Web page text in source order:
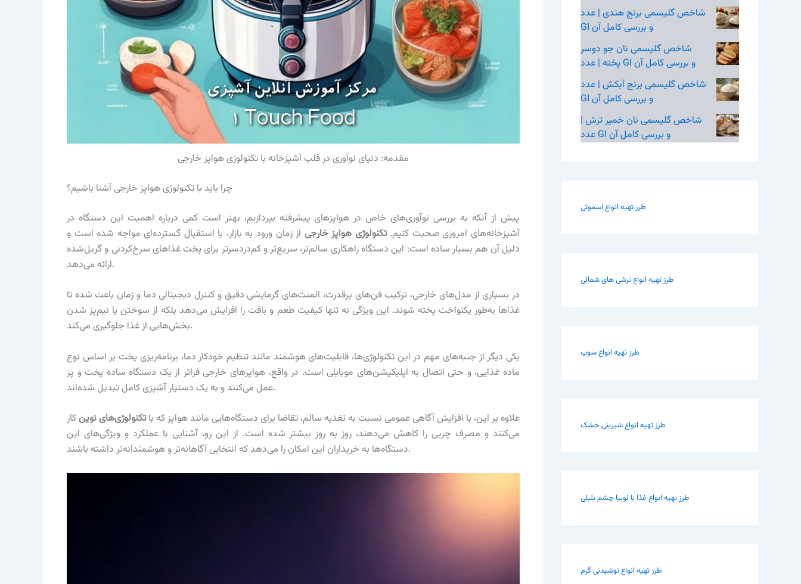
مقدمه: دنیای نوآوری در قلب آشپزخانه با تکنولوژی هواپز خارجی
چرا باید با تکنولوژی هواپز خارجی آشنا باشیم؟
پیش از آنکه به بررسی نوآوری‌های خاص در هواپزهای پیشرفته بپردازیم، بهتر است کمی درباره اهمیت این دستگاه در
آشپزخانه‌های امروزی صحبت کنیم.تکنولوژی هواپز خارجی از زمان ورود به بازار، با استقبال گسترده‌ای مواجه شده است و
دلیل آن هم بسیار ساده است: این دستگاه راهکاری سالم‌تر، سریع‌تر و کم‌دردسرتر برای پخت غذاهای سرخ‌کردنی و گریل‌شده
ارائه می‌دهد.
در بسیاری از مدل‌های خارجی، ترکیب فن‌های پرقدرت، المنت‌های گرمایشی دقیق و کنترل دیجیتالی دما و زمان باعث شده تا
غذاها به‌طور یکنواخت پخته شوند. این ویژگی نه تنها کیفیت طعم و بافت را افزایش می‌دهد بلکه از سوختن یا نیم‌پز شدن
بخش‌هایی از غذا جلوگیری می‌کند.
یکی دیگر از جنبه‌های مهم در این تکنولوژی‌ها، قابلیت‌های هوشمند مانند تنظیم خودکار دما، برنامه‌ریزی پخت بر اساس نوع
ماده غذایی، و حتی اتصال به اپلیکیشن‌های موبایلی است. در واقع، هواپزهای خارجی فراتر از یک دستگاه ساده پخت و پز
عمل می‌کنند و به یک دستیار آشپزی کامل تبدیل شده‌اند.
علاوه بر این، با افزایش آگاهی عمومی نسبت به تغذیه سالم، تقاضا برای دستگاه‌هایی مانند هواپز که باتکنولوژی‌های نوین کار
می‌کنند و مصرف چربی را کاهش می‌دهند، روز به روز بیشتر شده است. از این رو، آشنایی با عملکرد و ویژگی‌های این
دستگاه‌ها به خریداران این امکان را می‌دهد که انتخابی آگاهانه‌تر و هوشمندانه‌تر داشته باشند.
شاخص گلیسمی برنج هندی | عدد
GI و بررسی کامل آن
شاخص گلیسمی نان جو دوسر
پخته | عدد GI و بررسی کامل آن
شاخص گلیسمی برنج آبکش | عدد
GI و بررسی کامل آن
شاخص گلیسمی نان خمیر ترش |
عدد GI و بررسی کامل آن
طرز تهیه انواع اسموتی
طرز تهیه انواع ترشی های شمالی
طرز تهیه انواع سوپ
طرز تهیه انواع شیرینی خشک
طرز تهیه انواع غذا با لوبیا چشم بلبلی
طرز تهیه انواع نوشیدنی گرم